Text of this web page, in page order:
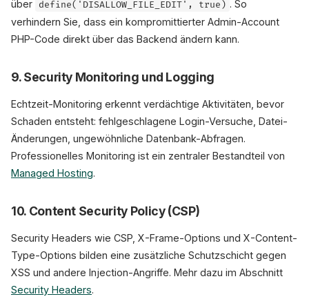
über
define('DISALLOW_FILE_EDIT', true) . So
verhindern Sie, dass ein kompromittierter Admin-Account
PHP-Code direkt über das Backend ändern kann.
9. Security Monitoring und Logging
Echtzeit-Monitoring erkennt verdächtige Aktivitäten, bevor
Schaden entsteht: fehlgeschlagene Login-Versuche, Datei-
Änderungen, ungewöhnliche Datenbank-Abfragen.
Professionelles Monitoring ist ein zentraler Bestandteil von
Managed Hosting.
10. Content Security Policy (CSP)
Security Headers wie CSP, X-Frame-Options und X-Content-
Type-Options bilden eine zusätzliche Schutzschicht gegen
XSS und andere Injection-Angriffe. Mehr dazu im Abschnitt
Security Headers.